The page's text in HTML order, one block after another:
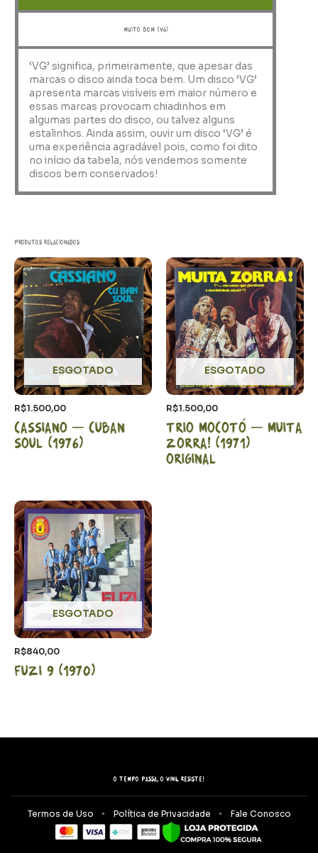
muito bom (VG)
‘VG’ significa, primeiramente, que apesar das
marcas o disco ainda toca bem. Um disco ‘VG’
apresenta marcas visíveis em maior número e
essas marcas provocam chiadinhos em
algumas partes do disco, ou talvez alguns
estalinhos. Ainda assim, ouvir um disco ‘VG’ é
uma experiência agradável pois, como foi dito
no início da tabela, nós vendemos somente
discos bem conservados!
Produtos relacionados
ESGOTADO
R$1.500,00
Cassiano – Cuban
Soul (1976)
ESGOTADO
R$1.500,00
Trio Mocotó – Muita
Zorra! (1971)
Original
ESGOTADO
R$840,00
Fuzi 9 (1970)
O tempo passa, o vinil resiste!
Termos de Uso Política de Privacidade Fale Conosco